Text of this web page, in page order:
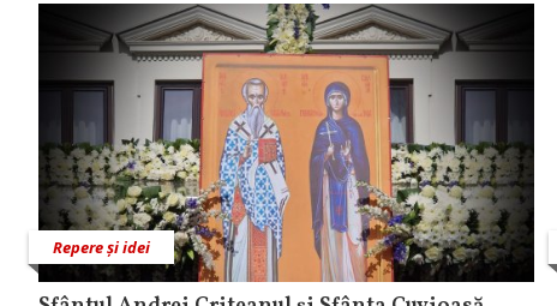
Repere și idei